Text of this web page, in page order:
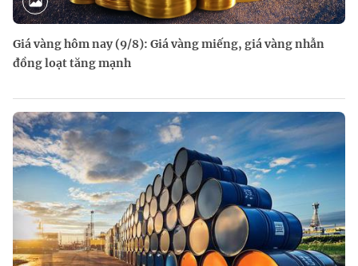
Giá vàng hôm nay (9/8): Giá vàng miếng, giá vàng nhẫn
đồng loạt tăng mạnh